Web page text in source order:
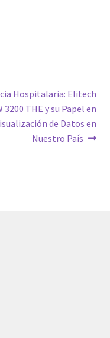
Hospitalaria: Elitech
3200 THE y su Papel en
de Datos en
Nuestro País